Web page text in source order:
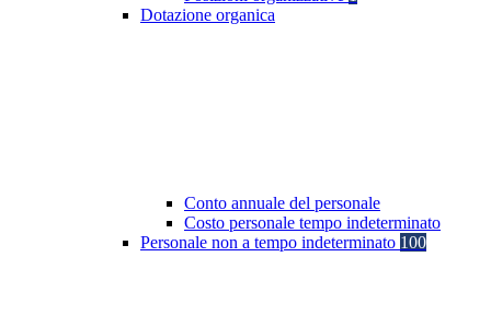
Dotazione organica
Conto annuale del personale
Costo personale tempo indeterminato
Personale non a tempo indeterminato 100